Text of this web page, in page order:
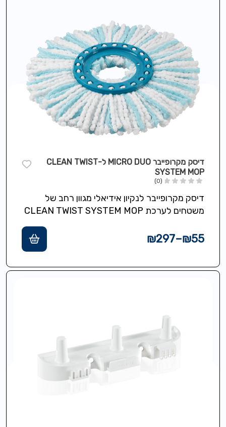
דיסק מקרופייבר MICRO DUO ל-CLEAN TWIST
SYSTEM MOP
(0)
דיסק מקרופייבר לנקיון אידיאלי מגוון רחב של
משטחים לערכת CLEAN TWIST SYSTEM MOP
₪55
–
₪297